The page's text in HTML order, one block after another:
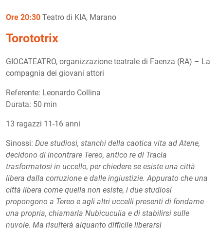
Ore 20:30 Teatro di KIA, Marano
Torototrix
GIOCATEATRO, organizzazione teatrale di Faenza (RA) – La
compagnia dei giovani attori
Referente: Leonardo Collina
Durata: 50 min
13 ragazzi 11-16 anni
Sinossi: Due studiosi, stanchi della caotica vita ad Atene,
decidono di incontrare Tereo, antico re di Tracia
trasformatosi in uccello, per chiedere se esiste una città
libera dalla corruzione e dalle ingiustizie. Appurato che una
città libera come quella non esiste, i due studiosi
propongono a Tereo e agli altri uccelli presenti di fondarne
una propria, chiamarla Nubicuculia e di stabilirsi sulle
nuvole. Ma risulterà alquanto difficile liberarsi